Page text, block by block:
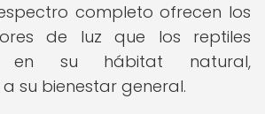
completo ofrecen los
de luz que los reptiles
en su hábitat natural,
su bienestar general.